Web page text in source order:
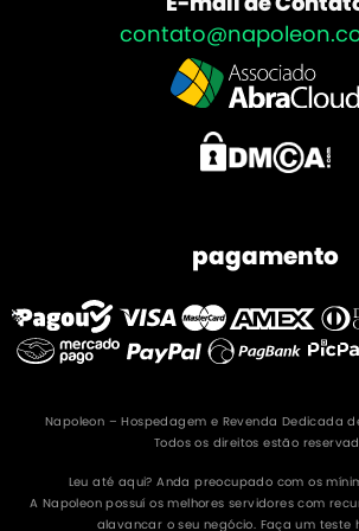
pagamento
Napoleon – Hospedagem e Revenda Dedicada
Todos os direitos estão
Leu até aqui? Anda preocupado com os
A Napoleon possuí os melhores servidores com
alavancar o seu negócio. Faça um teste